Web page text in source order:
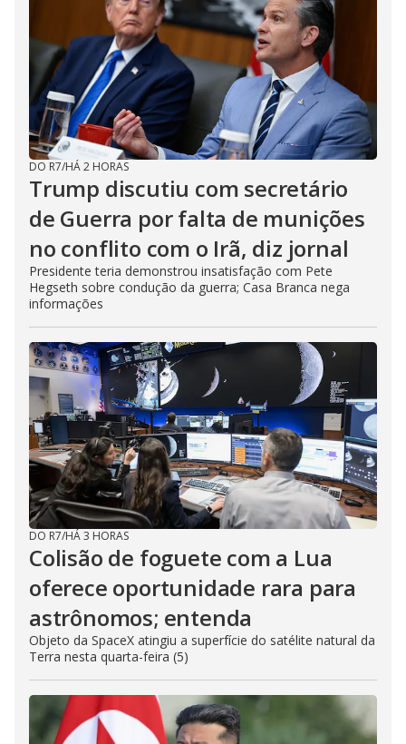
DO R7/HÁ 2 HORAS
Trump discutiu com secretário
de Guerra por falta de munições
no conflito com o Irã, diz jornal
Presidente teria demonstrou insatisfação com Pete
Hegseth sobre condução da guerra; Casa Branca nega
informações
DO R7/HÁ 3 HORAS
Colisão de foguete com a Lua
oferece oportunidade rara para
astrônomos; entenda
Objeto da SpaceX atingiu a superfície do satélite natural da
Terra nesta quarta-feira (5)